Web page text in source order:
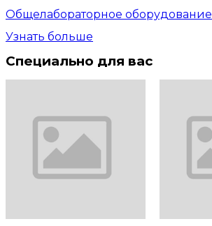
Общелабораторное оборудование
Узнать больше
Специально для вас